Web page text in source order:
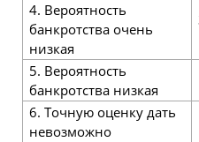
4. Вероятность
банкротства очень
низкая
5. Вероятность
банкротства низкая
6. Точную оценку дать
невозможно